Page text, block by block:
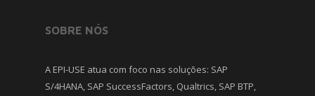
SOBRE NÓS
A EPI-USE atua com foco nas soluções: SAP
S/4HANA, SAP SuccessFactors, Qualtrics, SAP BTP,